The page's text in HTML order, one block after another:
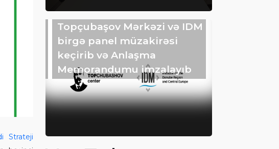
Strateji
Topçubaşov Mərkəzi və IDM
birgə panel müzakirəsi
keçirib və Anlaşma
Memorandumu imzalayıb